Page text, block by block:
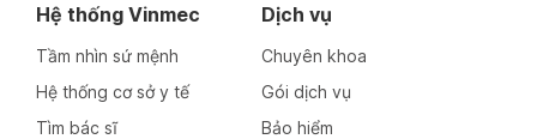
Hệ thống Vinmec
Tầm nhìn sứ mệnh
Hệ thống cơ sở y tế
Tìm bác sĩ
Dịch vụ
Chuyên khoa
Gói dịch vụ
Bảo hiểm